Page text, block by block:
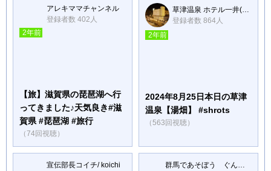
アレキママチャンネル
登録者数 402人
2年前
【旅】滋賀県の琵琶湖へ行
ってきました♪天気良き#滋
賀県 #琵琶湖 #旅行
（74回視聴）
草津温泉 ホテル一井(公式)
登録者数 864人
2年前
2024年8月25日本日の草津
温泉【湯畑】 #shrots
（563回視聴）
宣伝部長コイチ/ koichi 群馬であそぼう ぐんぐんチャンネル